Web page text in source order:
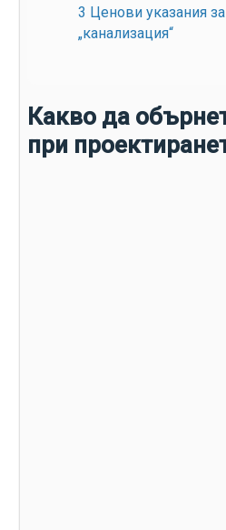
3 Ценови указания
„канализация“
Какво да
при